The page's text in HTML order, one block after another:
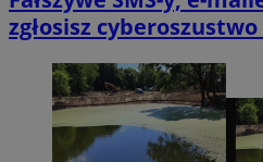
zgłosisz cyberoszustwo